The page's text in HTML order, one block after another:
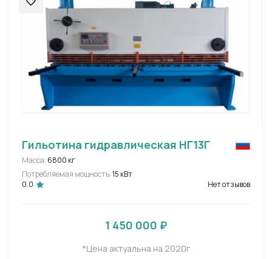
Гильотина гидравлическая НГ13Г
Масса: 6800 кг
Потребляемая мощность:15 кВт
0.0
Нет отзывов
1 450 000 ₽
*Цена актуальна на 2020г